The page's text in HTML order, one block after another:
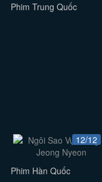
Phim Trung Quốc
12/12
Phim Hàn Quốc